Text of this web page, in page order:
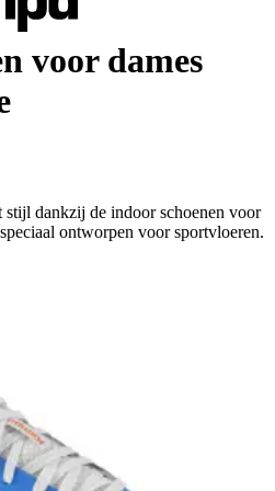
voor dames
dankzij de indoor schoenen voor
ontworpen voor sportvloeren.